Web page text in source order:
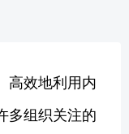
高效地利用内
多组织关注的